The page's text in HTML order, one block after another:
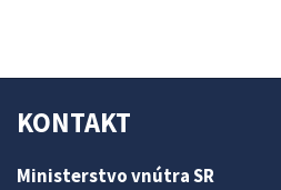
KONTAKT
Ministerstvo vnútra SR